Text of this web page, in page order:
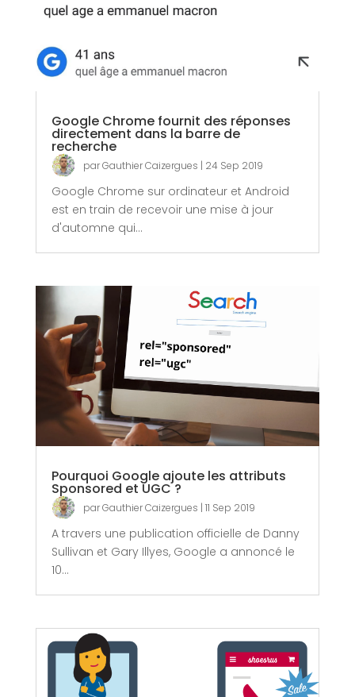
Google Chrome fournit des réponses
directement dans la barre de
recherche
parGauthier Caizergues | 24 Sep 2019
Google Chrome sur ordinateur et Android
est en train de recevoir une mise à jour
d'automne qui...
Pourquoi Google ajoute les attributs
Sponsored et UGC ?
parGauthier Caizergues | 11 Sep 2019
A travers une publication officielle de Danny
Sullivan et Gary Illyes, Google a annoncé le
10...